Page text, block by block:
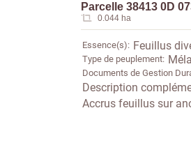
Parcelle 38413 0D
0.044 ha
Essence(s) Feuillus
Type de peuplement
Documents de Gestion
Description
Accrus feuillus sur